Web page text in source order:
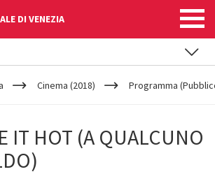
DI VENEZIA
Cinema (2018) Programma
IT HOT (A QUALCUNO